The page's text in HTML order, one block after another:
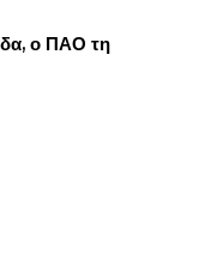
ο ΠΑΟ τη